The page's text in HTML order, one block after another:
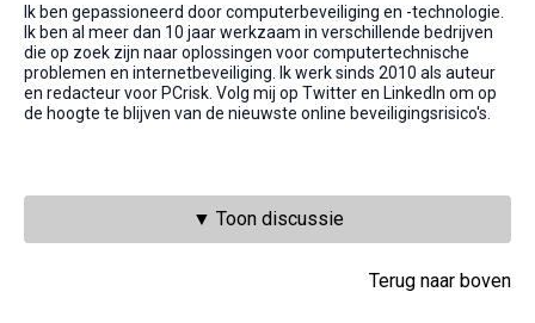
Ik ben gepassioneerd door computerbeveiliging en -technologie.
Ik ben al meer dan 10 jaar werkzaam in verschillende bedrijven
die op zoek zijn naar oplossingen voor computertechnische
problemen en internetbeveiliging. Ik werk sinds 2010 als auteur
en redacteur voor PCrisk. Volg mij op Twitter en LinkedIn om op
de hoogte te blijven van de nieuwste online beveiligingsrisico's.
▼ Toon discussie
Terug naar boven